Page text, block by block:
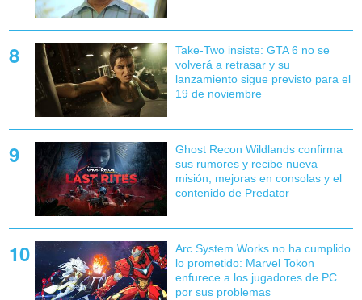
Take-Two insiste: GTA 6 no se
volverá a retrasar y su
lanzamiento sigue previsto para el
19 de noviembre
Ghost Recon Wildlands confirma
sus rumores y recibe nueva
misión, mejoras en consolas y el
contenido de Predator
Arc System Works no ha cumplido
lo prometido: Marvel Tokon
enfurece a los jugadores de PC
por sus problemas